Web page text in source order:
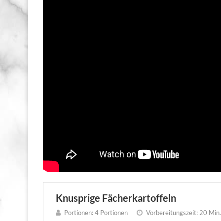
Knusprige Fächerkartoffeln
Portionen:4 Portionen Vorbereitungszeit:20 Min.